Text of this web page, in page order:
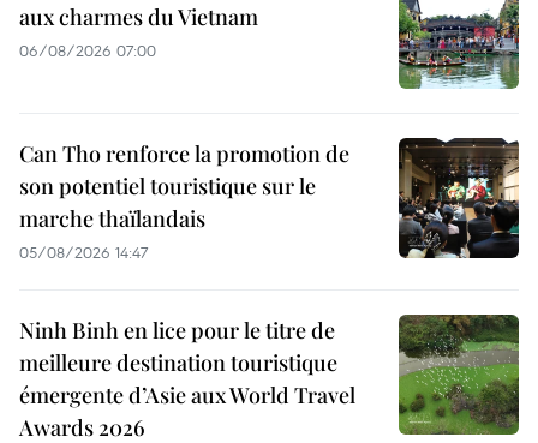
aux charmes du Vietnam
06/08/2026 07:00
Can Tho renforce la promotion de
son potentiel touristique sur le
marche thaïlandais
05/08/2026 14:47
Ninh Binh en lice pour le titre de
meilleure destination touristique
émergente d’Asie aux World Travel
Awards 2026